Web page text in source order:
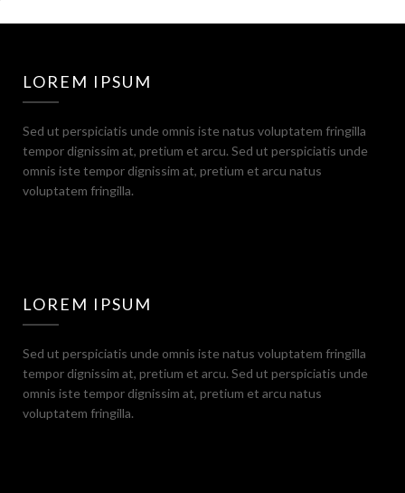
LOREM IPSUM
Sed ut perspiciatis unde omnis iste natus voluptatem fringilla
tempor dignissim at, pretium et arcu. Sed ut perspiciatis unde
omnis iste tempor dignissim at, pretium et arcu natus
voluptatem fringilla.
LOREM IPSUM
Sed ut perspiciatis unde omnis iste natus voluptatem fringilla
tempor dignissim at, pretium et arcu. Sed ut perspiciatis unde
omnis iste tempor dignissim at, pretium et arcu natus
voluptatem fringilla.